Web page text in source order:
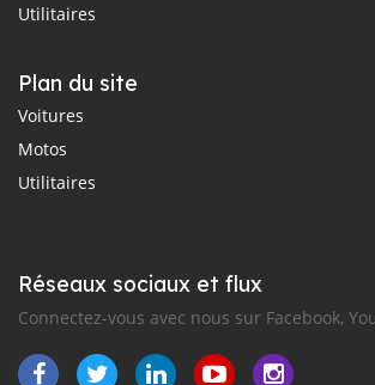
Utilitaires
Plan du site
Voitures
Motos
Utilitaires
Réseaux sociaux et flux
Connectez-vous avec nous sur Facebook,